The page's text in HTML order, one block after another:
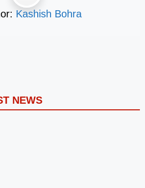
Kashish Bohra
NEWS